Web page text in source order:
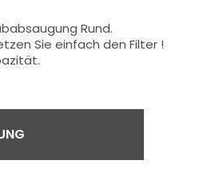
Rund.
Sie einfach den Filter !
.